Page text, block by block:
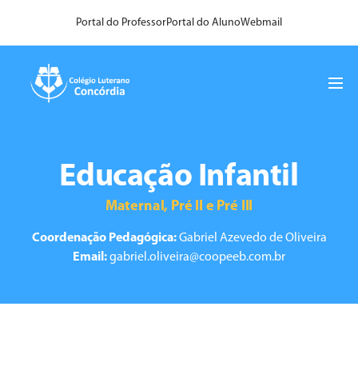
Portal do ProfessorPortal do AlunoWebmail
Educação Infantil
Maternal, Pré II e Pré III
Coordenação Pedagógica:Gabriel Azevedo de Oliveira
Email:gabriel.oliveira@coopeeb.com.br